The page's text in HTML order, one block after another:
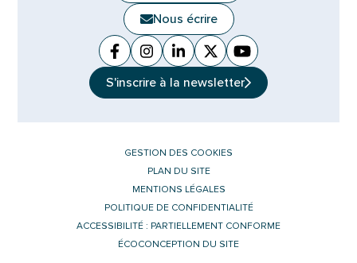
Nous écrire
Facebook
(ouverture dans un nouvel onglet)
Instagram
(ouverture dans un nouvel
Linkedin
(ouverture dans un nouvel
X (Twitter)
(ouverture dans un
YouTube
(ouverture dans
S'inscrire à la newsletter
GESTION DES COOKIES
PLAN DU SITE
MENTIONS LÉGALES
POLITIQUE DE CONFIDENTIALITÉ
ACCESSIBILITÉ : PARTIELLEMENT CONFORME
ÉCOCONCEPTION DU SITE